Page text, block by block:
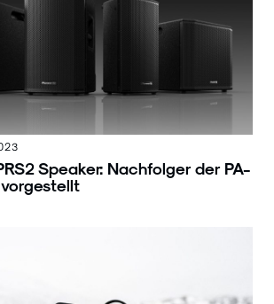
Speaker: Nachfolger der PA-